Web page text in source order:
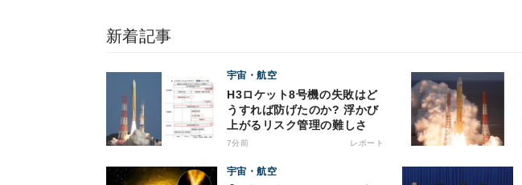
新着記事
宇宙・航空
H3ロケット8号機の失敗はど
うすれば防げたのか? 浮かび
上がるリスク管理の難しさ
7分前 レポート
宇宙・航空